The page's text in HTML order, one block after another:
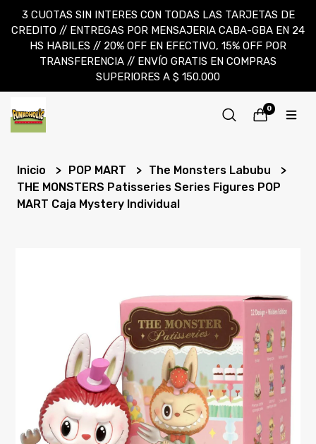
3 CUOTAS SIN INTERES CON TODAS LAS TARJETAS DE
CREDITO // ENTREGAS POR MENSAJERIA CABA-GBA EN 24
HS HABILES // 20% OFF EN EFECTIVO, 15% OFF POR
TRANSFERENCIA // ENVÍO GRATIS EN COMPRAS
SUPERIORES A $ 150.000
0
Inicio POP MART
The Monsters Labubu
THE MONSTERS Patisseries Series Figures POP
MART Caja Mystery Individual